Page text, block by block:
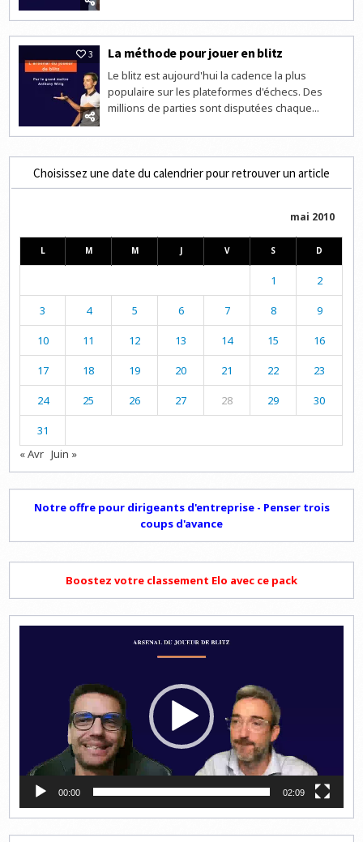
3 La méthode pour jouer en blitz
Le blitz est aujourd'hui la cadence la plus
populaire sur les plateformes d'échecs. Des
millions de parties sont disputées chaque...
Choisissez une date du calendrier pour retrouver un article
mai 2010
L M M J V S D
1 2
3 4 5 6 7 8 9
10 11 12 13 14 15 16
17 18 19 20 21 22 23
24 25 26 27 28 29 30
31
« Avr Juin »
Notre offre pour dirigeants d'entreprise - Penser trois
coups d'avance
Boostez votre classement Elo avec ce pack
00:00 02:09